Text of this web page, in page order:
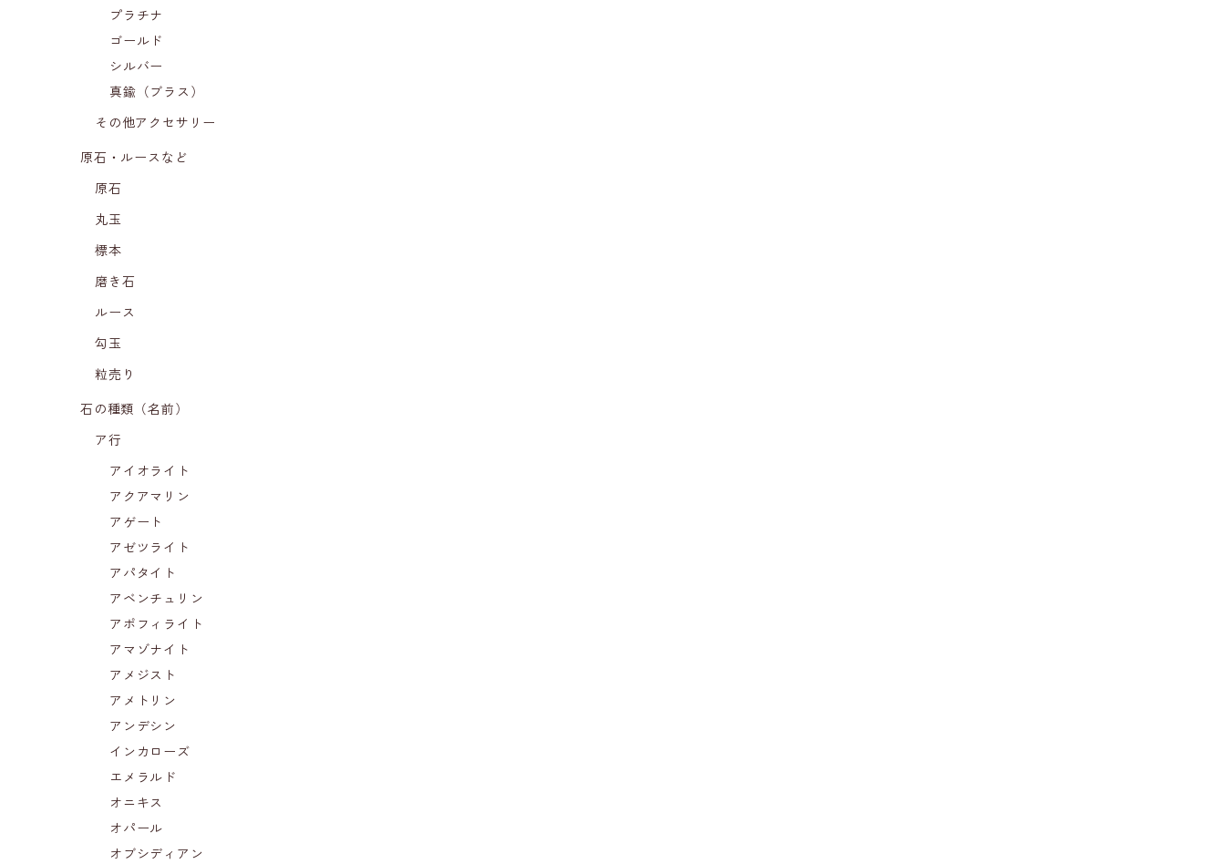
プラチナ
ゴールド
シルバー
真鍮（ブラス）
その他アクセサリー
原石・ルースなど
原石
丸玉
標本
磨き石
ルース
勾玉
粒売り
石の種類（名前）
ア行
アイオライト
アクアマリン
アゲート
アゼツライト
アパタイト
アベンチュリン
アポフィライト
アマゾナイト
アメジスト
アメトリン
アンデシン
インカローズ
エメラルド
オニキス
オパール
オブシディアン